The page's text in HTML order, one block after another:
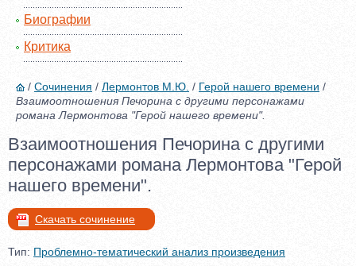
Биографии
Критика
/ Сочинения / Лермонтов М.Ю. / Герой нашего времени /
Взаимоотношения Печорина с другими персонажами
романа Лермонтова "Герой нашего времени".
Взаимоотношения Печорина с другими
персонажами романа Лермонтова "Герой
нашего времени".
Скачать сочинение
Тип: Проблемно-тематический анализ произведения